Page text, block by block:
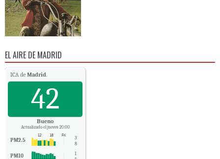
EL AIRE DE MADRID
ICA de Madrid.
42
Bueno
Actualizado el jueves 20:00
PM2.5
3
8
PM10
1